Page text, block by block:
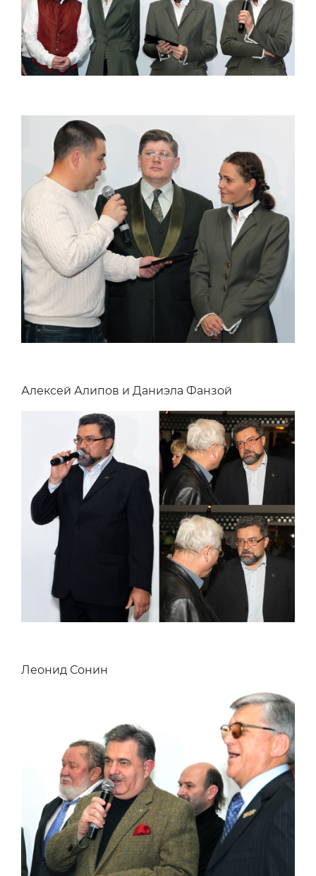
Алексей Алипов и Даниэла Фанзой
Леонид Сонин